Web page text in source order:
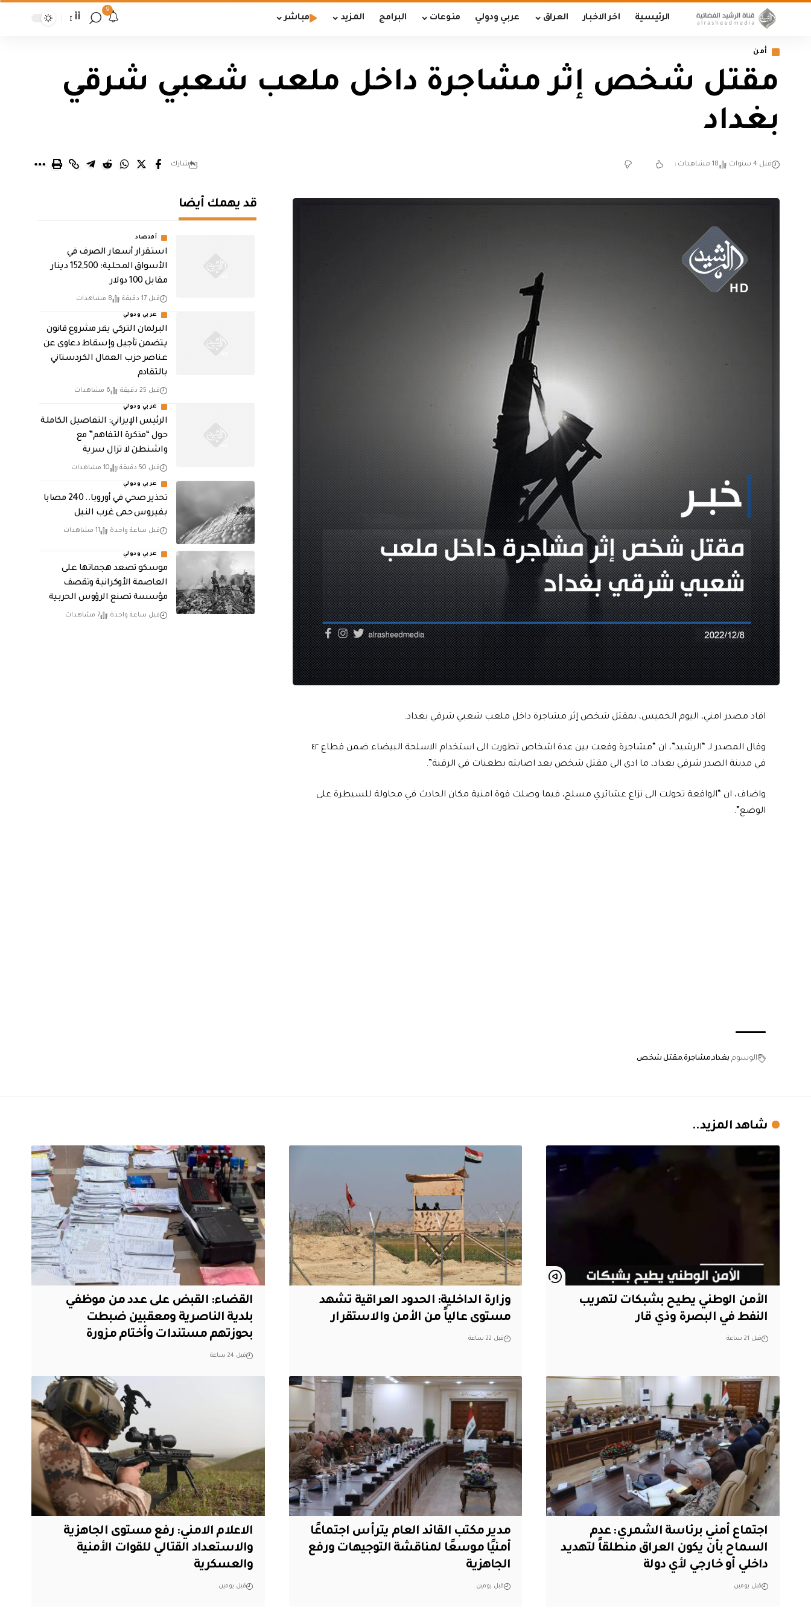
الرئيسية اخر الاخبار العراق عربي ودولي منوعات البرامج المزيد مباشر
9
أأ
أمن
مقتل شخص إثر مشاجرة داخل ملعب شعبي شرقي
بغداد
قبل 4 سنوات 18 مشاهدات شارك
افاد مصدر امني، اليوم الخميس، بمقتل شخص إثر مشاجرة داخل ملعب شعبي شرقي بغداد.
وقال المصدر لـ “الرشيد”، ان “مشاجرة وقعت بين عدة اشخاص تطورت الى استخدام الاسلحة البيضاء ضمن قطاع ٤٢
في مدينة الصدر شرقي بغداد، ما ادى الى مقتل شخص بعد اصابته بطعنات في الرقبة”.
واضاف، ان “الواقعة تحولت الى نزاع عشائري مسلح، فيما وصلت قوة امنية مكان الحادث في محاولة للسيطرة على
الوضع”.
الوسوم بغداد مشاجرة مقتل شخص
قد يهمك أيضا
أقتصاد
استقرار أسعار الصرف في
الأسواق المحلية: 152,500 دينار
مقابل 100 دولار
قبل 17 دقيقة 8 مشاهدات
عربي ودولي
البرلمان التركي يقر مشروع قانون
يتضمن تأجيل وإسقاط دعاوى عن
عناصر حزب العمال الكردستاني
بالتقادم
قبل 25 دقيقة 6 مشاهدات
عربي ودولي
الرئيس الإيراني: التفاصيل الكاملة
حول “مذكرة التفاهم” مع
واشنطن لا تزال سرية
قبل 50 دقيقة 10 مشاهدات
عربي ودولي
تحذير صحي في أوروبا.. 240 مصابا
بفيروس حمى غرب النيل
قبل ساعة واحدة 11 مشاهدات
عربي ودولي
موسكو تصعد هجماتها على
العاصمة الأوكرانية وتقصف
مؤسسة تصنع الرؤوس الحربية
قبل ساعة واحدة 7 مشاهدات
شاهد المزيد..
الأمن الوطني يطيح بشبكات لتهريب
النفط في البصرة وذي قار
قبل 21 ساعة
وزارة الداخلية: الحدود العراقية تشهد
مستوى عالياً من الأمن والاستقرار
قبل 22 ساعة
القضاء: القبض على عدد من موظفي
بلدية الناصرية ومعقبين ضبطت
بحوزتهم مستندات وأختام مزورة
قبل 24 ساعة
اجتماع أمني برئاسة الشمري: عدم
السماح بأن يكون العراق منطلقاً لتهديد
داخلي أو خارجي لأي دولة
قبل يومين
مدير مكتب القائد العام يترأس اجتماعًا
أمنيًا موسعًا لمناقشة التوجيهات ورفع
الجاهزية
قبل يومين
الاعلام الامني: رفع مستوى الجاهزية
والاستعداد القتالي للقوات الأمنية
والعسكرية
قبل يومين